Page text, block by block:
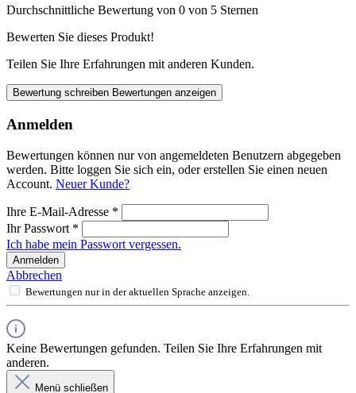
Durchschnittliche Bewertung von 0 von 5 Sternen
Bewerten Sie dieses Produkt!
Teilen Sie Ihre Erfahrungen mit anderen Kunden.
Bewertung schreiben Bewertungen anzeigen
Anmelden
Bewertungen können nur von angemeldeten Benutzern abgegeben
werden. Bitte loggen Sie sich ein, oder erstellen Sie einen neuen
Account. Neuer Kunde?
Ihre E-Mail-Adresse *
Ihr Passwort *
Ich habe mein Passwort vergessen.
Anmelden
Abbrechen
Bewertungen nur in der aktuellen Sprache anzeigen.
Keine Bewertungen gefunden. Teilen Sie Ihre Erfahrungen mit
anderen.
Menü schließen